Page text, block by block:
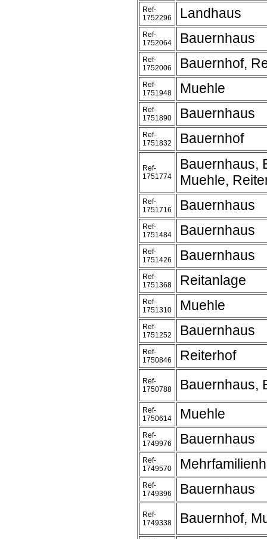
Ref-
1752296
Landhaus
Ref-
1752064
Bauernhaus
Ref-
1752006
Bauernhof,
Ref-
1751948
Muehle
Ref-
1751890
Bauernhaus
Ref-
1751832
Bauernhof
Ref-
1751774
Bauernhaus,
Muehle,
Ref-
1751716
Bauernhaus
Ref-
1751484
Bauernhaus
Ref-
1751426
Bauernhaus
Ref-
1751368
Reitanlage
Ref-
1751310
Muehle
Ref-
1751252
Bauernhaus
Ref-
1750846
Reiterhof
Ref-
1750788
Bauernhaus,
Ref-
1750614
Muehle
Ref-
1749976
Bauernhaus
Ref-
1749570
Ref-
1749396
Bauernhaus
Ref-
1749338
Bauernhof,